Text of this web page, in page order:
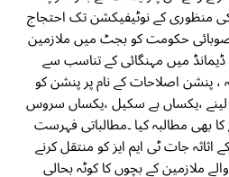
منظوری کے نوٹیفیکشن تک احتجاج
صوبائی حکومت کو بجٹ میں ملازمین
آف ڈیمانڈ میں مہنگائی کے تناسب سے
پنشن اصلاحات کے نام پر پنشن کو
،یکساں ہے سکیل ،یکساں سروس
بھی مطالبہ کیا ۔مطالباتی فہرست
جات ٹی ایم ایز کو منتقل کرنے
ملازمین کے بچوں کا کوٹہ بحالی